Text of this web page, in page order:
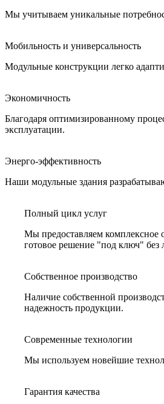
Мы учитываем уникальные
Мобильность и универсальность
Модульные конструкции легко
Экономичность
Благодаря оптимизированному
эксплуатации.
Энерго-эффективность
Наши модульные здания
Полный цикл услуг
Мы предоставляем комплексное
готовое решение "под ключ" без
Собственное производство
Наличие собственной
надежность продукции.
Современные технологии
Мы используем новейшие
Гарантия качества